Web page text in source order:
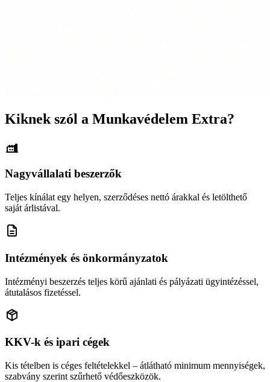
Kiknek szól a Munkavédelem Extra?
Nagyvállalati beszerzők
Teljes kínálat egy helyen, szerződéses nettó árakkal és letölthető
saját árlistával.
Intézmények és önkormányzatok
Intézményi beszerzés teljes körű ajánlati és pályázati ügyintézéssel,
átutalásos fizetéssel.
KKV-k és ipari cégek
Kis tételben is céges feltételekkel – átlátható minimum mennyiségek,
szabvány szerint szűrhető védőeszközök.